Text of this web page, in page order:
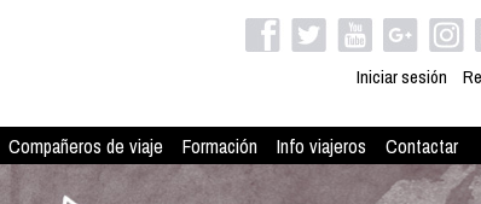
Iniciar sesión
Compañeros de viaje Formación Info viajeros Contactar